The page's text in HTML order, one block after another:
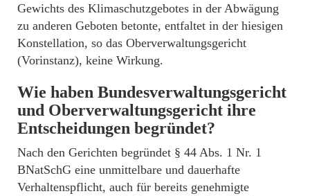
Gewichts des Klimaschutzgebotes in der Abwägung
zu anderen Geboten betonte, entfaltet in der hiesigen
Konstellation, so das Oberverwaltungsgericht
(Vorinstanz), keine Wirkung.
Wie haben Bundesverwaltungsgericht
und Oberverwaltungsgericht ihre
Entscheidungen begründet?
Nach den Gerichten begründet § 44 Abs. 1 Nr. 1
BNatSchG eine unmittelbare und dauerhafte
Verhaltenspflicht, auch für bereits genehmigte